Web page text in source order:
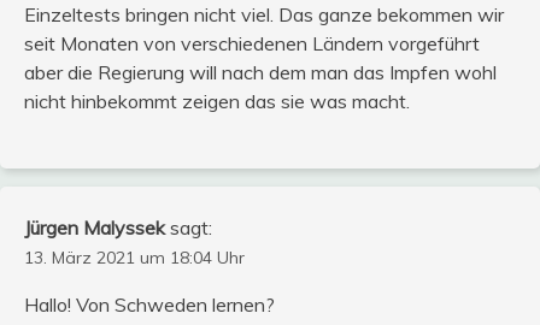
Einzeltests bringen nicht viel. Das ganze bekommen wir
seit Monaten von verschiedenen Ländern vorgeführt
aber die Regierung will nach dem man das Impfen wohl
nicht hinbekommt zeigen das sie was macht.
Jürgen Malyssek sagt:
13. März 2021 um 18:04 Uhr
Hallo! Von Schweden lernen?